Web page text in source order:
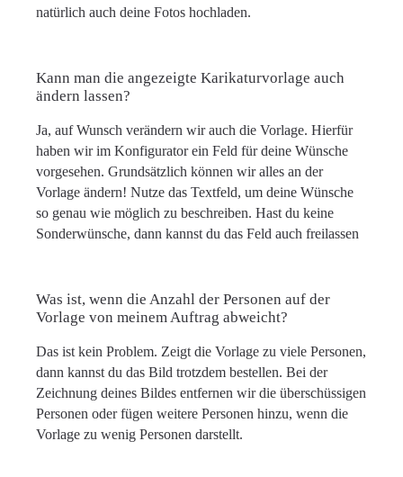
natürlich auch deine Fotos hochladen.
Kann man die angezeigte Karikaturvorlage auch
ändern lassen?
Ja, auf Wunsch verändern wir auch die Vorlage. Hierfür
haben wir im Konfigurator ein Feld für deine Wünsche
vorgesehen. Grundsätzlich können wir alles an der
Vorlage ändern! Nutze das Textfeld, um deine Wünsche
so genau wie möglich zu beschreiben. Hast du keine
Sonderwünsche, dann kannst du das Feld auch freilassen
Was ist, wenn die Anzahl der Personen auf der
Vorlage von meinem Auftrag abweicht?
Das ist kein Problem. Zeigt die Vorlage zu viele Personen,
dann kannst du das Bild trotzdem bestellen. Bei der
Zeichnung deines Bildes entfernen wir die überschüssigen
Personen oder fügen weitere Personen hinzu, wenn die
Vorlage zu wenig Personen darstellt.